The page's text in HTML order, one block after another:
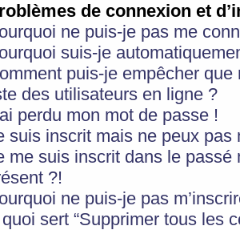
de connexion et
ne puis-je pas me
suis-je
puis-je empêcher
des utilisateurs en ligne ?
perdu mon mot de passe !
suis inscrit mais ne peux pas
me suis inscrit dans le
?!
ne puis-je pas
sert “Supprimer tous les